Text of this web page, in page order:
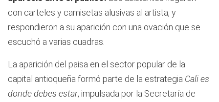
con carteles y camisetas alusivas al artista, y
respondieron a su aparición con una ovación que se
escuchó a varias cuadras.
La aparición del paisa en el sector popular de la
capital antioqueña formó parte de la estrategia Cali es
donde debes estar, impulsada por la Secretaría de